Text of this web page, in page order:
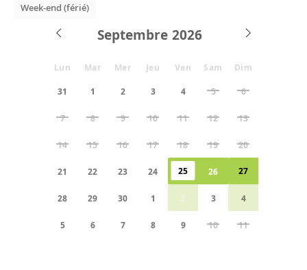
Week-end (férié)
Septembre
Lun Mar Mer Jeu Ven Sam Dim
31 1 2 3 4 5 6
7 8 9 10 11 12 13
14 15 16 17 18 19 20
21 22 23 24 25 26 27
28 29 30 1 2 3 4
5 6 7 8 9 10 11